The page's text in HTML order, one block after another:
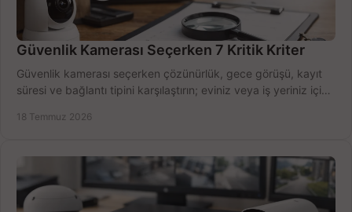
Güvenlik Kamerası Seçerken 7 Kritik Kriter
Güvenlik kamerası seçerken çözünürlük, gece görüşü, kayıt
süresi ve bağlantı tipini karşılaştırın; eviniz veya iş yeriniz için
18 Temmuz 2026